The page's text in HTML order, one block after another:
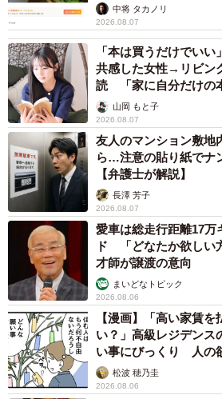
被りものは楽しんでくれた
大切に思われながら猫ライフを楽し
くさい一面を見せることも。
「会話をしていると加わり、それな
で聞いていました。要求がある時は
が、雰囲気がはんなりしていました」
また、飼い主さんが体調を崩して、
生活が続いた時は、優しく気遣って
中将 タカノリ
2026.08.07
「本は買うだけでい
共感した女性→リビン
読 「家に自分だけの
山岡 もと子
2026.08.07
友人のマンション敷地
ら…注意の貼り紙でナ
【弁護士が解説】
長澤 芳子
2026.08.07
愛車は総走行距離17万
ド 「どなたか欲しい
才師が譲渡の意向
まいどなトピック
2026.08.06
【漫画】「高い家賃
い？」高級レジデンス
い事にびっくり 人の
松波 穂乃圭
2026.08.06